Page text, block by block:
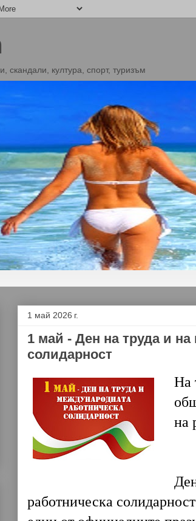
скандали, култура, спорт, туризъм
1 май 2026 г.
1 май - Ден на труда и
солидарност
На
на
работническа